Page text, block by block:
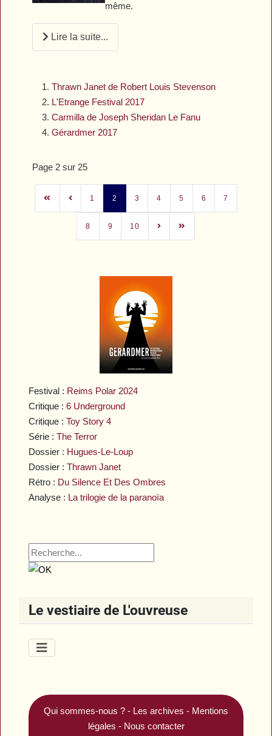
Festival : Reims Polar 2024
Critique :6 Underground
Critique :Toy Story 4
Série :The Terror
Dossier : Hugues-Le-Loup
Dossier :Thrawn Janet
Rétro : Du Silence Et Des Ombres
Analyse : La trilogie de la paranoïa
Le vestiaire de L'ouvreuse
même.
Lire la suite...
Thrawn Janet de Robert Louis Stevenson
L'Etrange Festival 2017
Carmilla de Joseph Sheridan Le Fanu
Gérardmer 2017
Page 2 sur 25
1 2 3 4 5 6 7
8 9 10
Qui sommes-nous ? - Les archives - Mentions
légales - Nous contacter